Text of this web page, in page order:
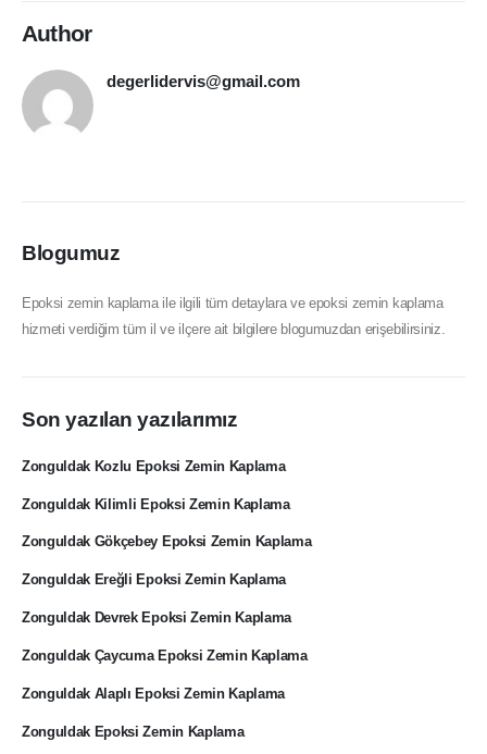
Author
degerlidervis@gmail.com
Blogumuz
Epoksi zemin kaplama ile ilgili tüm detaylara ve epoksi zemin kaplama
hizmeti verdiğim tüm il ve ilçere ait bilgilere blogumuzdan erişebilirsiniz.
Son yazılan yazılarımız
Zonguldak Kozlu Epoksi Zemin Kaplama
Zonguldak Kilimli Epoksi Zemin Kaplama
Zonguldak Gökçebey Epoksi Zemin Kaplama
Zonguldak Ereğli Epoksi Zemin Kaplama
Zonguldak Devrek Epoksi Zemin Kaplama
Zonguldak Çaycuma Epoksi Zemin Kaplama
Zonguldak Alaplı Epoksi Zemin Kaplama
Zonguldak Epoksi Zemin Kaplama